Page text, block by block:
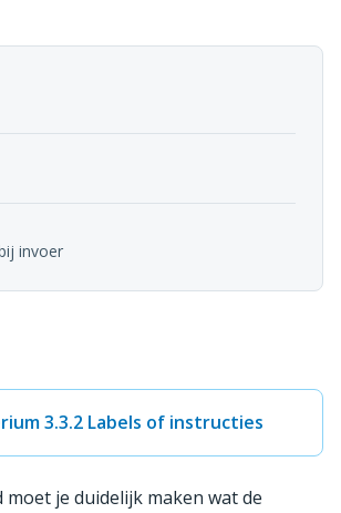
invoer
3.3.2 Labels of instructies
moet je duidelijk maken wat de